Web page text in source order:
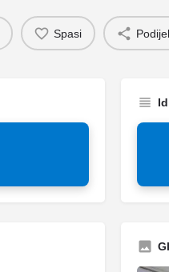
Spasi